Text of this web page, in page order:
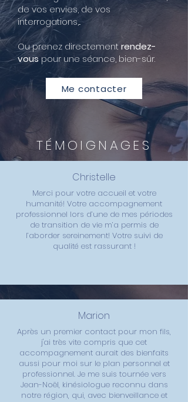
de vos envies, de vos
interrogations,...
Ou prenez directementrendez-
vouspour une séance, bien-sûr.
Me contacter
TÉMOIGNAGES
Christelle
Merci pour votre accueil et votre
humanité! Votre accompagnement
professionnel lors d’une de mes périodes
de transition de vie m’a permis de
l’aborder sereinement! Votre suivi de
qualité est rassurant !
Marion
Après un premier contact pour mon fils,
j'ai très vite compris que cet
accompagnement aurait des bienfaits
aussi pour moi sur le plan personnel et
professionnel. Je me suis tournée vers
Jean-Noël, kinésiologue reconnu dans
notre région, qui, avec bienveillance et